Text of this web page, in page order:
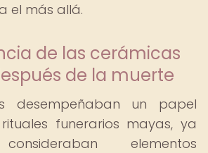
el más allá.
de las cerámicas
de la muerte
desempeñaban un papel
funerarios mayas, ya
elementos